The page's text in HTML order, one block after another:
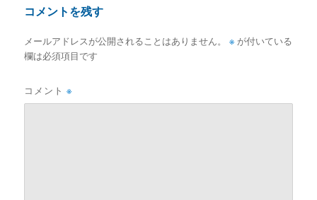
ズ
コメントを残す
メールアドレスが公開されることはありません。 ※ が付いている
欄は必須項目です
コメント※